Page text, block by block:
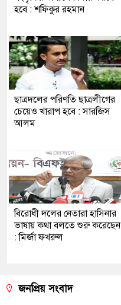
হবে : শফিকুর রহমান
ছাত্রদলের পরিণতি ছাত্রলীগের
চেয়েও খারাপ হবে : সারজিস
আলম
বিরোধী দলের নেতারা হাসিনার
ভাষায় কথা বলতে শুরু করেছেন
: মির্জা ফখরুল
জনপ্রিয় সংবাদ